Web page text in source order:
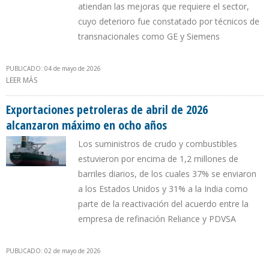
atiendan las mejoras que requiere el sector,
cuyo deterioro fue constatado por técnicos de
transnacionales como GE y Siemens
PUBLICADO: 04 de mayo de 2026
LEER MÁS
MEJORAS
Exportaciones petroleras de abril de 2026
alcanzaron máximo en ocho años
Los suministros de crudo y combustibles
estuvieron por encima de 1,2 millones de
barriles diarios, de los cuales 37% se enviaron
a los Estados Unidos y 31% a la India como
parte de la reactivación del acuerdo entre la
empresa de refinación Reliance y PDVSA
PUBLICADO: 02 de mayo de 2026